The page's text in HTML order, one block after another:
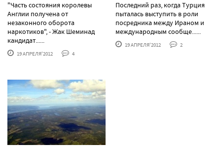
"Часть состояния королевы
Англии получена от
незаконного оборота
наркотиков", - Жак Шеминад
кандидат......
19 АПРЕЛЯ'2012 4
Последний раз, когда Турция
пыталась выступить в роли
посредника между Ираном и
международным сообще......
19 АПРЕЛЯ'2012 2